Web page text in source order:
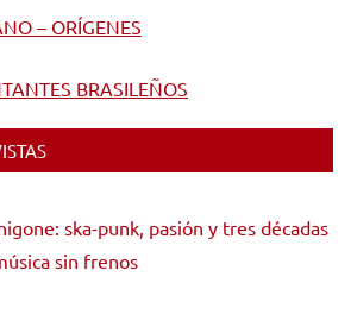
– ORÍGENES
BRASILEÑOS
ska-punk, pasión y tres décadas
sin frenos